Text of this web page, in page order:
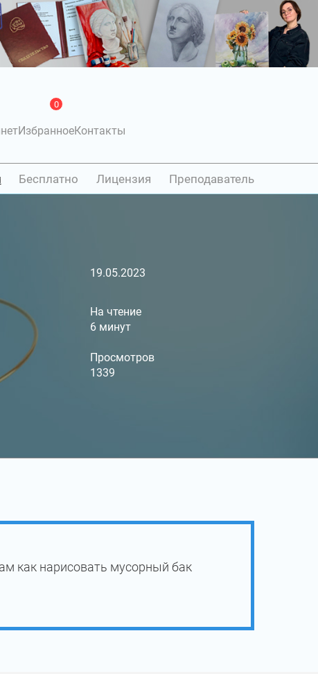
Избранное
0
Контакты
Бесплатно Лицензия Преподаватель
19.05.2023
На чтение
6 минут
Просмотров
1339
как нарисовать мусорный бак